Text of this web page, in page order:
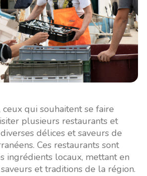
qui souhaitent se faire
plusieurs restaurants et
délices et saveurs de
Ces restaurants sont
ingrédients locaux, mettant en
et traditions de la région.